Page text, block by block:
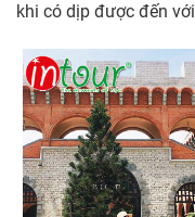
khi có dịp được đến với